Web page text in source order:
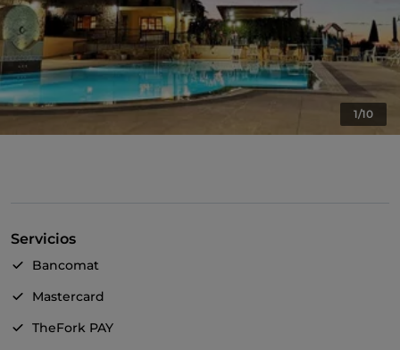
1/10
Servicios
Bancomat
Mastercard
TheFork PAY